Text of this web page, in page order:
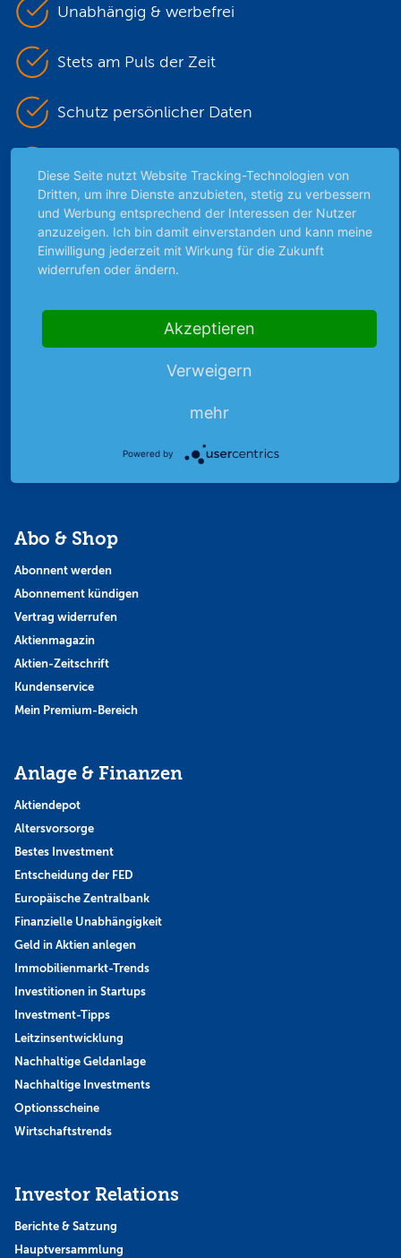
Unabhängig & werbefrei
Stets am Puls der Zeit
Schutz persönlicher Daten
Highlights
Archiv
Börsengerüchte
Abo & Shop
Abonnent werden
Abonnement kündigen
Vertrag widerrufen
Aktienmagazin
Aktien-Zeitschrift
Kundenservice
Mein Premium-Bereich
Anlage & Finanzen
Aktiendepot
Altersvorsorge
Bestes Investment
Entscheidung der FED
Europäische Zentralbank
Finanzielle Unabhängigkeit
Geld in Aktien anlegen
Immobilienmarkt-Trends
Investitionen in Startups
Investment-Tipps
Leitzinsentwicklung
Nachhaltige Geldanlage
Nachhaltige Investments
Optionsscheine
Wirtschaftstrends
Investor Relations
Berichte & Satzung
Hauptversammlung
Diese Seite nutzt Website Tracking-Technologien von
Dritten, um ihre Dienste anzubieten, stetig zu verbessern
und Werbung entsprechend der Interessen der Nutzer
anzuzeigen. Ich bin damit einverstanden und kann meine
Einwilligung jederzeit mit Wirkung für die Zukunft
widerrufen oder ändern.
Akzeptieren
Verweigern
mehr
Powered by